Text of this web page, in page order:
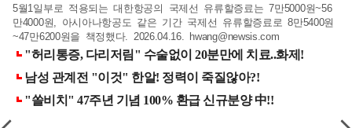
5월1일부로 적용되는 대한항공의 국제선 유류할증료는 7만5000원~56
만4000원, 아시아나항공도 같은 기간 국제선 유류할증료로 8만5400원
~47만6200원을 책정했다. 2026.04.16. hwang@newsis.com